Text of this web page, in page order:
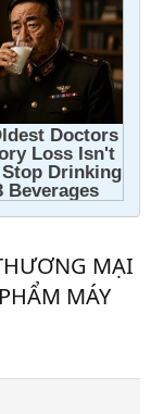
MẠI
MÁY